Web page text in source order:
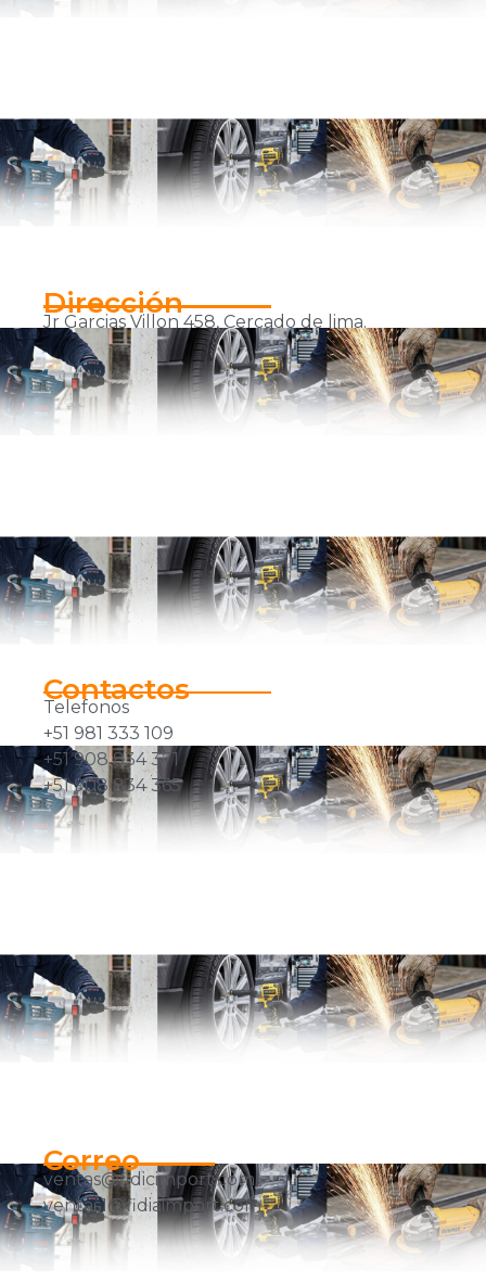
Dirección
Jr Garcias Villon 458, Cercado de lima.
Contactos
Telefonos
+51 981 333 109
+51 908 834 371
+51 908 834 365
Correo
ventas@fidicimport.com
ventas1@fidiaimport.com